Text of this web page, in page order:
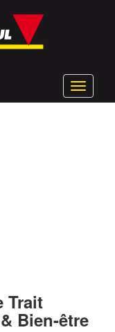
Toggle
Trait
Bien-être